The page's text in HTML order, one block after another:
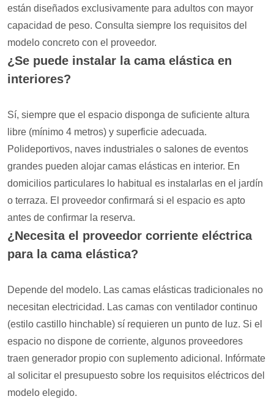
están diseñados exclusivamente para adultos con mayor
capacidad de peso. Consulta siempre los requisitos del
modelo concreto con el proveedor.
¿Se puede instalar la cama elástica en
interiores?
Sí, siempre que el espacio disponga de suficiente altura
libre (mínimo 4 metros) y superficie adecuada.
Polideportivos, naves industriales o salones de eventos
grandes pueden alojar camas elásticas en interior. En
domicilios particulares lo habitual es instalarlas en el jardín
o terraza. El proveedor confirmará si el espacio es apto
antes de confirmar la reserva.
¿Necesita el proveedor corriente eléctrica
para la cama elástica?
Depende del modelo. Las camas elásticas tradicionales no
necesitan electricidad. Las camas con ventilador continuo
(estilo castillo hinchable) sí requieren un punto de luz. Si el
espacio no dispone de corriente, algunos proveedores
traen generador propio con suplemento adicional. Infórmate
al solicitar el presupuesto sobre los requisitos eléctricos del
modelo elegido.